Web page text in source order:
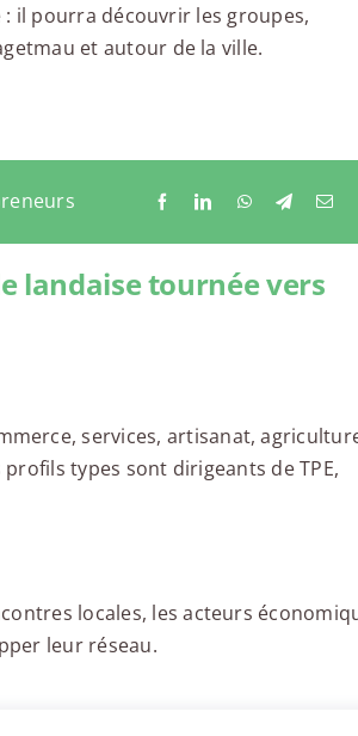
il pourra découvrir les groupes,
et autour de la ville.
landaise tournée vers
services, artisanat,
types sont dirigeants de TPE,
locales, les acteurs
leur réseau.